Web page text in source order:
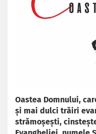
Oastea Domnului,
și mai dulci trăiri
strămoșești,